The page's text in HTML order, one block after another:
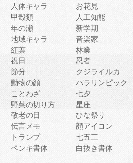
人体キャラ
お花見
甲殻類
人工知能
年の瀬
新学期
地域キャラ
音楽家
紅葉
林業
祝日
忍者
節分
クジライルカ
動物の顔
パラリンピック
ことわざ
七夕
野菜の切り方
星座
敬老の日
ひな祭り
伝言メモ
顔アイコン
トランプ
七五三
ペンキ書体
白抜き書体